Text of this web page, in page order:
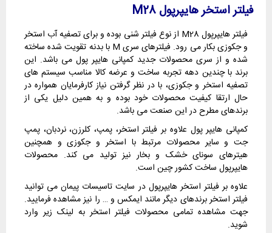
فیلتر استخر هایپرپول M28
فیلتر هایپرپول M28 از نوع فیلتر شنی بوده و برای تصفیه آب استخر
و جکوزی بکار می رود. فیلترهای سری M با بدنه تقویت شده ساخته
شده و از سری محصولات جدید کمپانی هایپر پول می باشد. این
برند با چندین دهه تجربه ساخت و عرضه کالا مناسب سیستم های
تصفیه استخر و جکوزی، با در نظر گرفتن نیاز کارفرمایان همواره در
حال ارتقا کیفیت محصولات خود بوده و به همین دلیل یکی از
برندهای مطرح در این صنعت می باشد.
کمپانی هایپر پول علاوه بر فیلتر استخر، پمپ، کلرزن، نردبان، پمپ
جت و سایر محصولات مرتبط با استخر و جکوزی و همچنین
هیترهای سونای خشک و بخار نیز تولید می کند. محصولات
هایپرپول ساخت کشور چین است.
علاوه بر فیلتر استخر هایپرپول در سایت تاسیسات پیمان می توانید
فیلتر استخر برندهای دیگر مانند ایمکس و … را نیز مشاهده فرمایید.
جهت مشاهده تمامی محصولات فیلتر استخر به لینک زیر وارد
شوید.